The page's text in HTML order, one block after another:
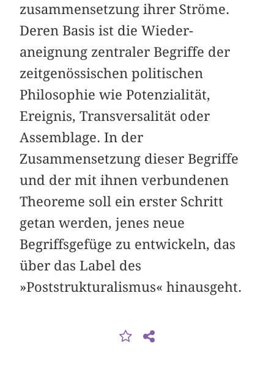
zusammensetzung ihrer Ströme.
Deren Basis ist die Wieder­
aneignung zentraler Begriffe der
zeitgenössischen politischen
Philosophie wie Potenzialität,
Ereignis, Transversalität oder
Assemblage. In der
Zusammensetzung dieser Begriffe
und der mit ihnen verbundenen
Theoreme soll ein erster Schritt
getan werden, jenes neue
Begriffsgefüge zu entwickeln, das
über das Label des
»Poststrukturalismus« hinausgeht.